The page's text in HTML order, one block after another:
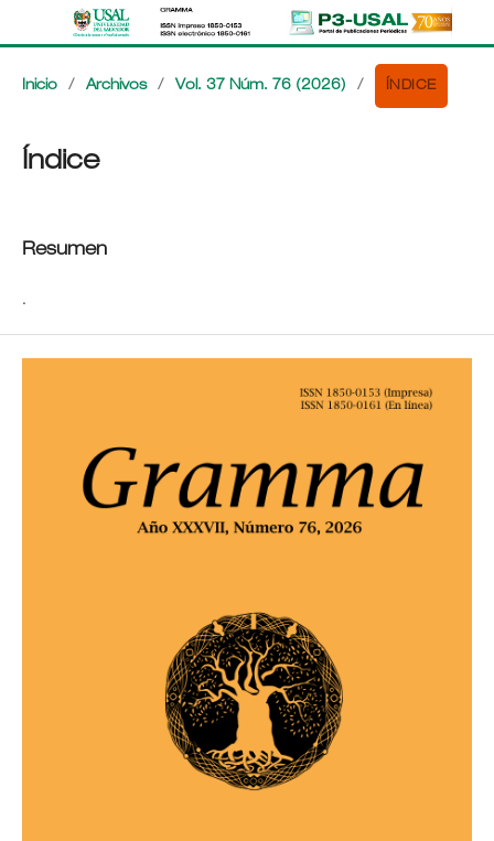
Inicio / Archivos / Vol. 37 Núm. 76 (2026) / ÍNDICE
Índice
Resumen
.